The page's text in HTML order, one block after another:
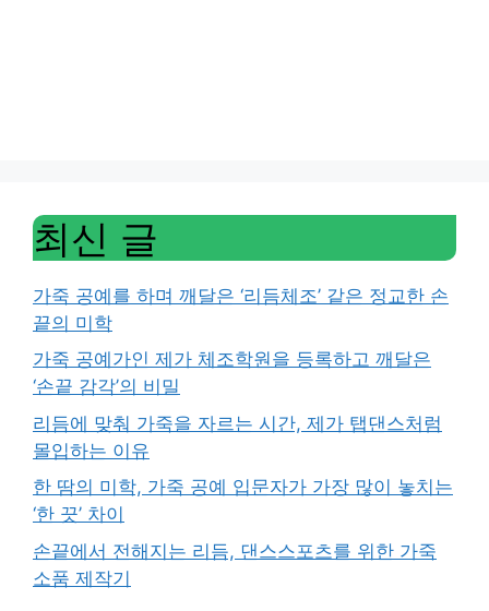
최신 글
가죽 공예를 하며 깨달은 ‘리듬체조’ 같은 정교한 손
끝의 미학
가죽 공예가인 제가 체조학원을 등록하고 깨달은
‘손끝 감각’의 비밀
리듬에 맞춰 가죽을 자르는 시간, 제가 탭댄스처럼
몰입하는 이유
한 땀의 미학, 가죽 공예 입문자가 가장 많이 놓치는
‘한 끗’ 차이
손끝에서 전해지는 리듬, 댄스스포츠를 위한 가죽
소품 제작기